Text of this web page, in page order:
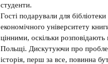
студенти.
Гості подарували для
економічного університету
цінними, оскільки розповідають
Польщі. Дискутуючи про
історія, перш за все, повинна